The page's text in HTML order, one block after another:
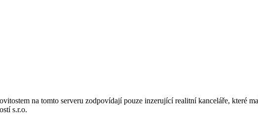
na tomto serveru zodpovídají pouze inzerující realitní kanceláře, které
s.r.o.